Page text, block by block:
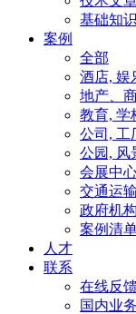
基础知识
案例
全部
酒店, 娱
地产、
教育, 学
公司, 工
公园, 风
会展中
交通运
政府机构
案例清
人才
联系
在线反
国内业务